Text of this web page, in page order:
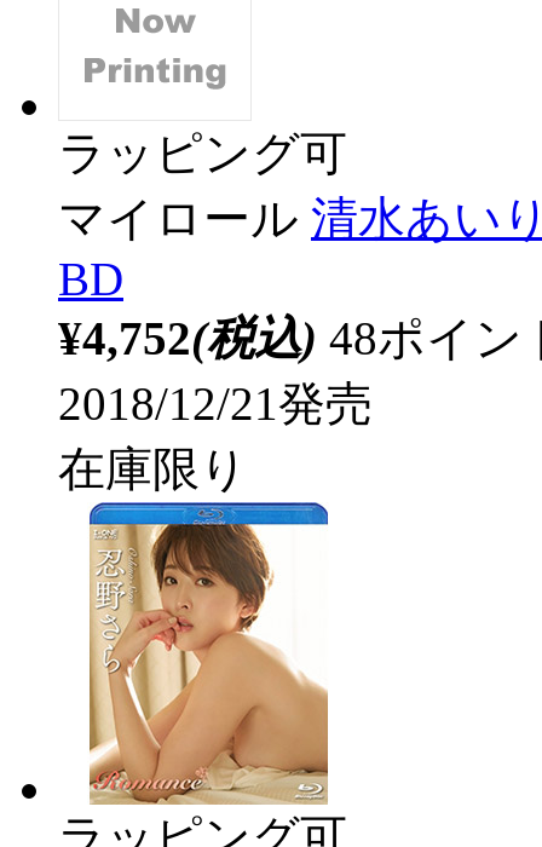
ラッピング可
マイロール 清水あい
BD
¥4,752(税込) 48ポイ
2018/12/21発売
在庫限り